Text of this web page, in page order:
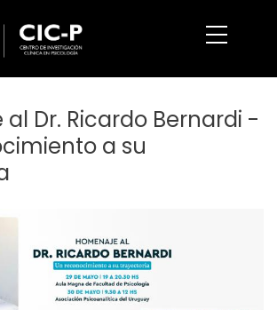
Dr. Ricardo Bernardi -
a su